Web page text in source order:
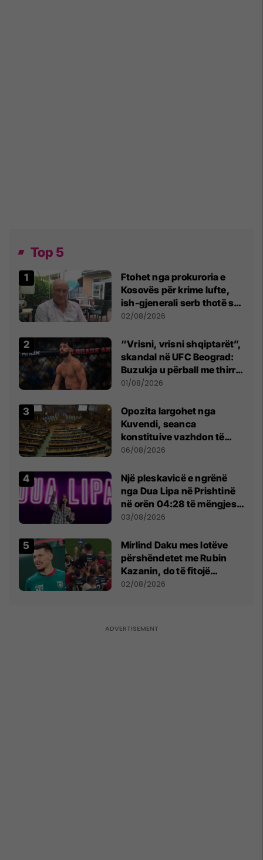
Top 5
Ftohet nga prokuroria e
Kosovës për krime lufte,
ish-gjenerali serb thotë se
dikush e tradhtoi në
02/08/2026
“Vrisni, vrisni shqiptarët”,
skandal në UFC Beograd:
Buzukja u përball me thirrje
anti-shqiptare nga
01/08/2026
Opozita largohet nga
Kuvendi, seanca
konstituive vazhdon të
shtunën në orën 11:00
06/08/2026
Një pleskavicë e ngrënë
nga Dua Lipa në Prishtinë
në orën 04:28 të mëngjesit
- dhe bota digjitale serbe
03/08/2026
Mirlind Daku mes lotëve
përshëndetet me Rubin
Kazanin, do të fitojë
miliona te Spartak Moska
02/08/2026